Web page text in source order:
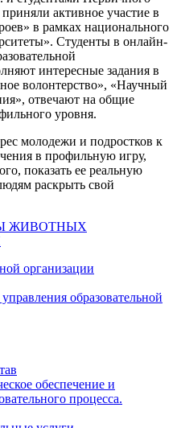
активное участие в
в рамках национального
Студенты в онлайн-
интересные задания в
волонтерство», «Научный
отвечают на общие
уровня.
молодежи и подростков к
в профильную игру,
показать ее реальную
раскрыть свой
ЖИВОТНЫХ
организации
образовательной
обеспечение и
процесса.